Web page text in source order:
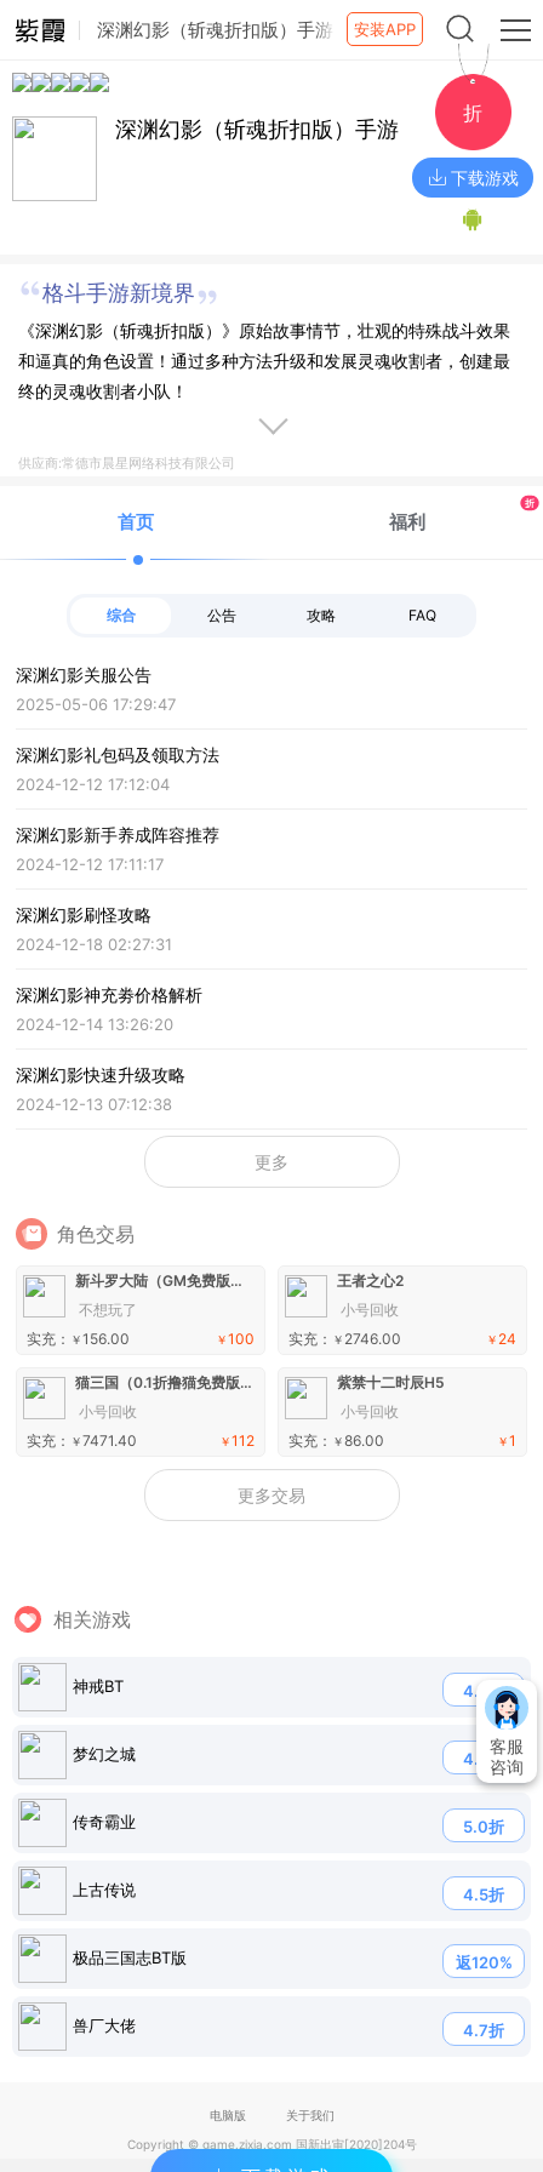
深渊幻影（斩魂折扣版）手游 安装APP
深渊幻影（斩魂折扣版）手游
折
下载游戏
格斗手游新境界
《深渊幻影（斩魂折扣版）》原始故事情节，壮观的特殊战斗效果
和逼真的角色设置！通过多种方法升级和发展灵魂收割者，创建最
终的灵魂收割者小队！
供应商:常德市晨星网络科技有限公司
首页 福利
折
综合 公告 攻略 FAQ
深渊幻影关服公告
2025-05-06 17:29:47
深渊幻影礼包码及领取方法
2024-12-12 17:12:04
深渊幻影新手养成阵容推荐
2024-12-12 17:11:17
深渊幻影刷怪攻略
2024-12-18 02:27:31
深渊幻影神充劵价格解析
2024-12-14 13:26:20
深渊幻影快速升级攻略
2024-12-13 07:12:38
更多
角色交易
新斗罗大陆（GM免费版）手游
不想玩了
￥100
实充： ￥156.00
王者之心2
小号回收
￥ 24
实充： ￥ 2746.00
猫三国（0.1折撸猫免费版）H5
小号回收
￥112
实充： ￥7471.40
紫禁十二时辰H5
小号回收
￥1
实充： ￥86.00
更多交易
相关游戏
神戒BT 4.5折
梦幻之城 4.0折
传奇霸业 5.0折
上古传说 4.5折
极品三国志BT版 返120%
兽厂大佬 4.7折
客服
咨询
电脑版
关于我们
Copyright © game.zixia.com 国新出审[2020]204号